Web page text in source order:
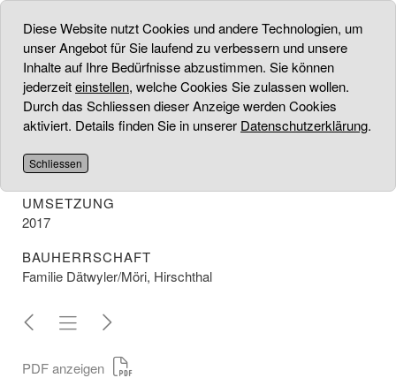
EINFAMILIENHAUS
PROJEKT
Umbau inkl. Aufstockung
UMSETZUNG
2017
BAUHERRSCHAFT
Familie Dätwyler/Möri, Hirschthal
PDF anzeigen
Diese Website nutzt Cookies und andere Technologien, um
unser Angebot für Sie laufend zu verbessern und unsere
Inhalte auf Ihre Bedürfnisse abzustimmen. Sie können
jederzeiteinstellen, welche Cookies Sie zulassen wollen.
Durch das Schliessen dieser Anzeige werden Cookies
aktiviert. Details finden Sie in unserer Datenschutzerklärung.
Schliessen